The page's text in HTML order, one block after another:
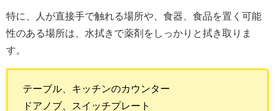
特に、人が直接手で触れる場所や、食器、食品を置く可能
性のある場所は、水拭きで薬剤をしっかりと拭き取りま
す。
テーブル、キッチンのカウンター
ドアノブ、スイッチプレート